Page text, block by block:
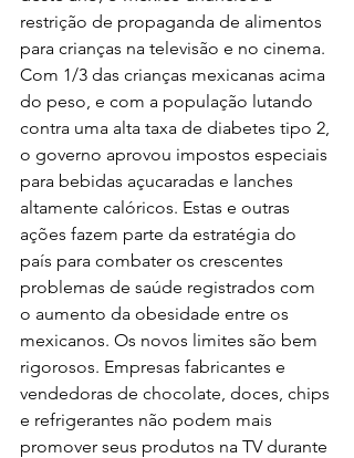
restrição de propaganda de alimentos
para crianças na televisão e no cinema.
Com 1/3 das crianças mexicanas acima
do peso, e com a população lutando
contra uma alta taxa de diabetes tipo 2,
o governo aprovou impostos especiais
para bebidas açucaradas e lanches
altamente calóricos. Estas e outras
ações fazem parte da estratégia do
país para combater os crescentes
problemas de saúde registrados com
o aumento da obesidade entre os
mexicanos. Os novos limites são bem
rigorosos. Empresas fabricantes e
vendedoras de chocolate, doces, chips
e refrigerantes não podem mais
promover seus produtos na TV durante